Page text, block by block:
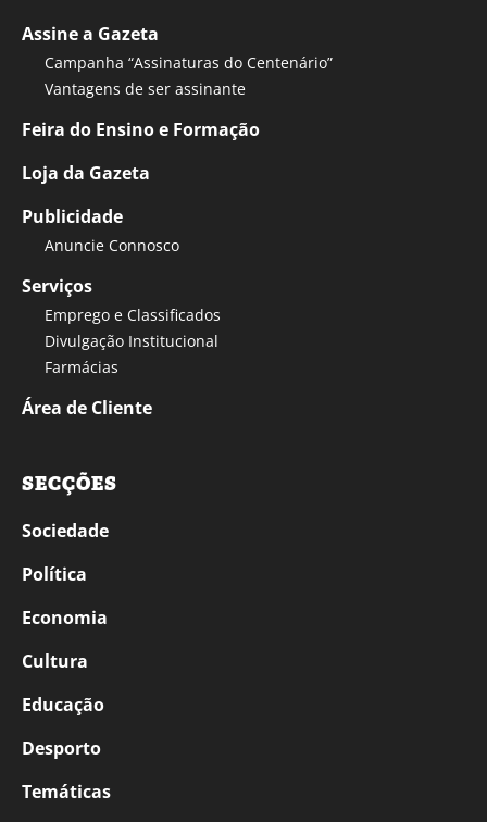
Assine a Gazeta
Campanha “Assinaturas do Centenário”
Vantagens de ser assinante
Feira do Ensino e Formação
Loja da Gazeta
Publicidade
Anuncie Connosco
Serviços
Emprego e Classificados
Divulgação Institucional
Farmácias
Área de Cliente
SECÇÕES
Sociedade
Política
Economia
Cultura
Educação
Desporto
Temáticas